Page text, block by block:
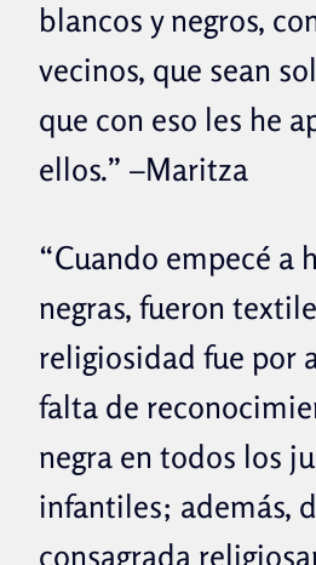
blancos y negros,
vecinos, que sean
que con eso les he
ellos.” –Maritza
“Cuando empecé a
negras, fueron
religiosidad fue por
falta de
negra en todos los
infantiles; además,
consagrada